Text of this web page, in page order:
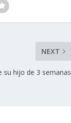
NEXT
su hijo de 3 semanas